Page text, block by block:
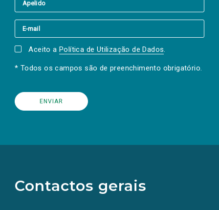
Aceito a Política de Utilização de Dados.
* Todos os campos são de preenchimento obrigatório.
Contactos gerais
redes
sociais